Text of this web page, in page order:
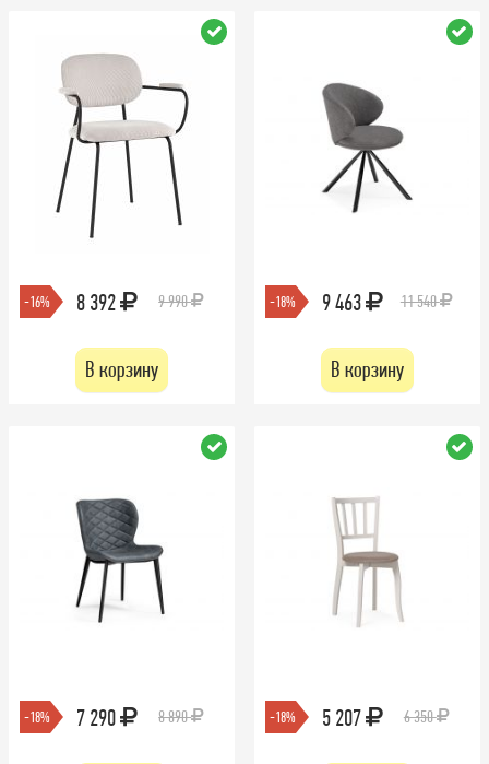
-16% 8 392 9 990
В корзину
-18% 9 463 11 540
В корзину
-18% 7 290 8 890 -18% 5 207 6 350